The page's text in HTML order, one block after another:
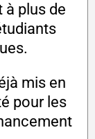
à plus de
mis en
pour les